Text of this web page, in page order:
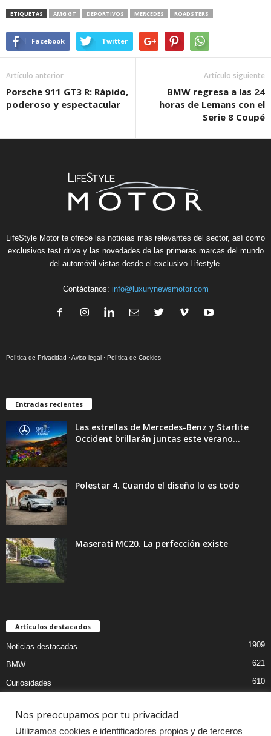
ETIQUETAS AMG GT DEPORTIVOS MERCEDES ROADSTERS
Facebook Twitter
Artículo anterior
Porsche 911 GT3 R: Rápido,
poderoso y espectacular
Artículo siguiente
BMW regresa a las 24
horas de Lemans con el
Serie 8 Coupé
LifeStyle Motor te ofrece las noticias más relevantes del sector, así como
exclusivos test drive y las novedades de las primeras marcas del mundo
del automóvil vistas desde el exclusivo Lifestyle.
Contáctanos: info@luxurynewsmotor.com
Política de Privacidad ·Aviso legal · Política de Cookies
Entradas recientes
Las estrellas de Mercedes-Benz y Starlite
Occident brillarán juntas este verano...
Polestar 4. Cuando el diseño lo es todo
Maserati MC20. La perfección existe
Artículos destacados
Noticias destacadas 1909
BMW 621
Curiosidades 610
AudiNos preocupamos por tu privacidad
Utilizamos cookies e identificadores propios y de terceros